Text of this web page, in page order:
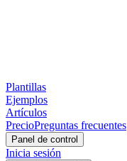
Plantillas
Ejemplos
Artículos
PrecioPreguntas frecuentes
Panel de control
Inicia sesión